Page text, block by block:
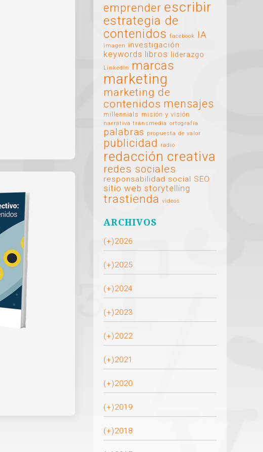
emprender escribir
estrategia de
contenidos
facebook IA
imagen investigación
keywords libros liderazgo
LinkedIn marcas
marketing
marketing de
contenidos mensajes
millennials misión y visión
narrativa transmedia ortografía
palabras propuesta de valor
publicidad radio
redacción creativa
redes sociales
responsabilidad social SEO
sitio web storytelling
trastienda videos
ARCHIVOS
(+)2026
(+)2025
(+)2024
(+)2023
(+)2022
(+)2021
(+)2020
(+)2019
(+)2018